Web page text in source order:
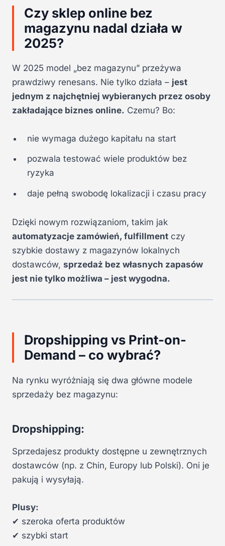
Czy sklep online bez
magazynu nadal działa w
2025?
W 2025 model „bez magazynu” przeżywa
prawdziwy renesans. Nie tylko działa – jest
jednym z najchętniej wybieranych przez osoby
zakładające biznes online. Czemu? Bo:
nie wymaga dużego kapitału na start
pozwala testować wiele produktów bez
ryzyka
daje pełną swobodę lokalizacji i czasu pracy
Dzięki nowym rozwiązaniom, takim jak
automatyzacje zamówień, fulfillment czy
szybkie dostawy z magazynów lokalnych
dostawców, sprzedaż bez własnych zapasów
jest nie tylko możliwa – jest wygodna.
Dropshipping vs Print-on-
Demand – co wybrać?
Na rynku wyróżniają się dwa główne modele
sprzedaży bez magazynu:
Dropshipping:
Sprzedajesz produkty dostępne u zewnętrznych
dostawców (np. z Chin, Europy lub Polski). Oni je
pakują i wysyłają.
Plusy:
✔ szeroka oferta produktów
✔ szybki start